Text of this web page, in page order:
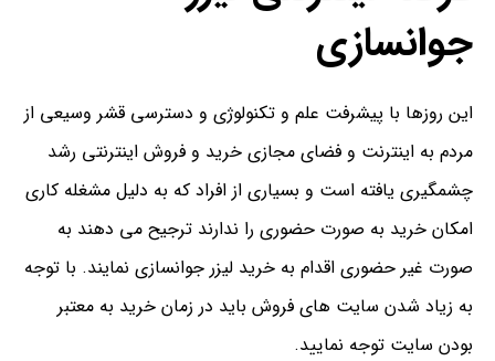
جوانسازی
این روزها با پیشرفت علم و تکنولوژی و دسترسی قشر وسیعی از
مردم به اینترنت و فضای مجازی خرید و فروش اینترنتی رشد
چشمگیری یافته است و بسیاری از افراد که به دلیل مشغله کاری
امکان خرید به صورت حضوری را ندارند ترجیح می دهند به
صورت غیر حضوری اقدام به خرید لیزر جوانسازی نمایند. با توجه
به زیاد شدن سایت های فروش باید در زمان خرید به معتبر
بودن سایت توجه نمایید.